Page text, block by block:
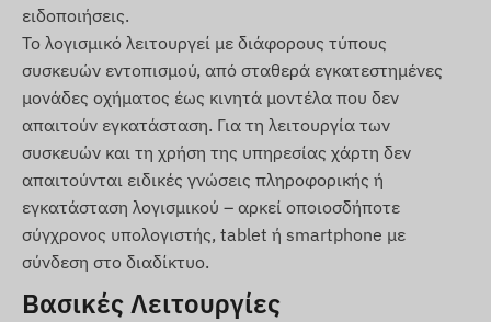
Υπηρεσίες, χαρακτηριστικά
Συνεργασία με πολλά δορυφορικά συστήματα
(GPS, GLONASS, GALILEO, BEIDOU)
Επικοινωνία μεταξύ της συσκευής και του
ιδιοκτήτη μέσω δικτύων GSM 2G,
χρησιμοποιώντας κάρτα micro SIM
Ρυθμίσεις λειτουργίας και αιτήματα θέσης
μέσω λογισμικού
Επιλογή χρόνου μέτρησης θέσης (ελάχιστο 10
δευτερόλεπτα)
ειδοποιήσεις.
Το λογισμικό λειτουργεί με διάφορους τύπους
συσκευών εντοπισμού, από σταθερά εγκατεστημένες
μονάδες οχήματος έως κινητά μοντέλα που δεν
απαιτούν εγκατάσταση. Για τη λειτουργία των
συσκευών και τη χρήση της υπηρεσίας χάρτη δεν
απαιτούνται ειδικές γνώσεις πληροφορικής ή
εγκατάσταση λογισμικού – αρκεί οποιοσδήποτε
σύγχρονος υπολογιστής, tablet ή smartphone με
σύνδεση στο διαδίκτυο.
Βασικές Λειτουργίες